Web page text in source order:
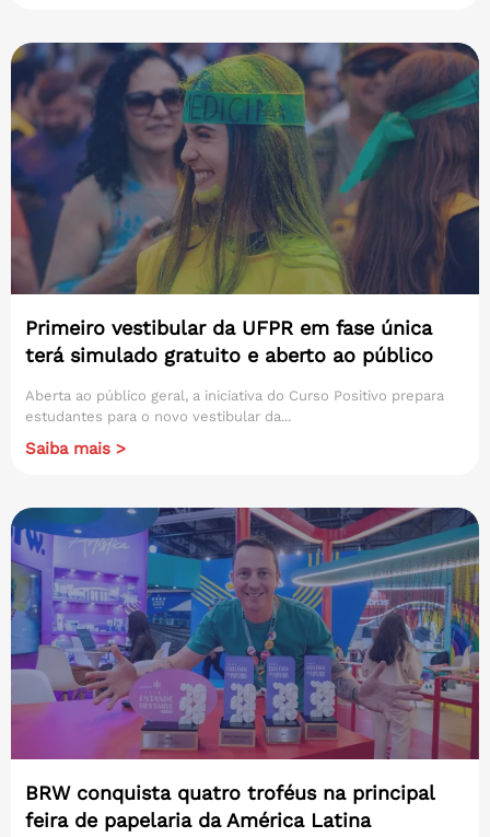
Primeiro vestibular da UFPR em fase única
terá simulado gratuito e aberto ao público
Aberta ao público geral, a iniciativa do Curso Positivo prepara
estudantes para o novo vestibular da...
Saiba mais >
BRW conquista quatro troféus na principal
feira de papelaria da América Latina